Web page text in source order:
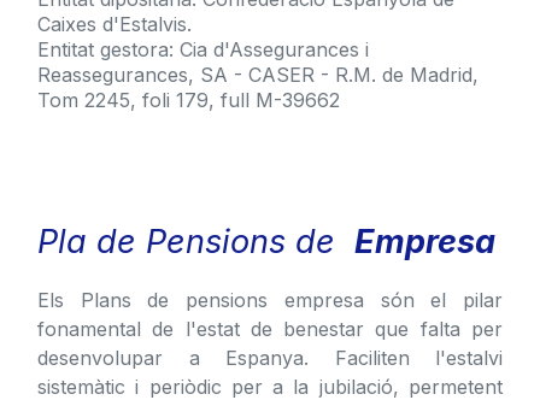
Caixes d'Estalvis.
Entitat gestora: Cia d'Assegurances i
Reassegurances, SA - CASER - R.M. de Madrid,
Tom 2245, foli 179, full M-39662
Pla de Pensions de Empresa
Els Plans de pensions empresa són el pilar
fonamental de l'estat de benestar que falta per
desenvolupar a Espanya. Faciliten l'estalvi
sistemàtic i periòdic per a la jubilació, permetent